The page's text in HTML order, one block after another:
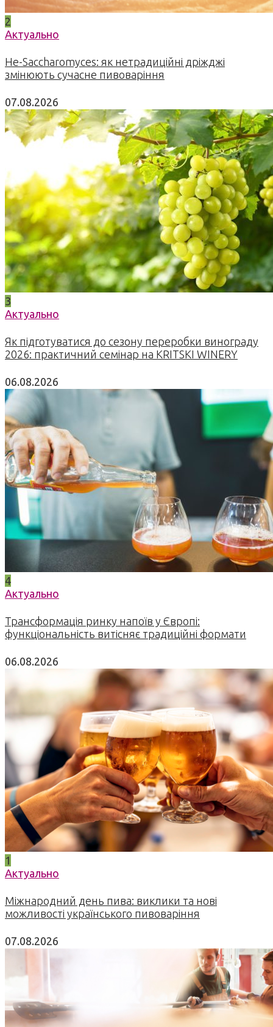
2
Актуально
Не-Saccharomyces: як нетрадиційні дріжджі
змінюють сучасне пивоваріння
07.08.2026
3
Актуально
Як підготуватися до сезону переробки винограду
2026: практичний семінар на KRITSKI WINERY
06.08.2026
4
Актуально
Трансформація ринку напоїв у Європі:
функціональність витісняє традиційні формати
06.08.2026
1
Актуально
Міжнародний день пива: виклики та нові
можливості українського пивоваріння
07.08.2026